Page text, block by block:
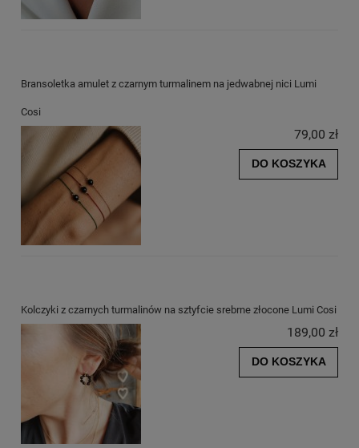
Bransoletka amulet z czarnym turmalinem na jedwabnej nici Lumi
Cosi
79,00 zł
DO KOSZYKA
Kolczyki z czarnych turmalinów na sztyfcie srebrne złocone Lumi Cosi
189,00 zł
DO KOSZYKA